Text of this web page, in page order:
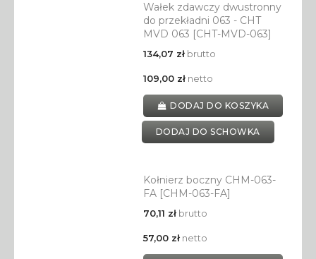
Wałek zdawczy dwustronny
do przekładni 063 - CHT
MVD 063 [CHT-MVD-063]
134,07 złbrutto
109,00 złnetto
DODAJ DO KOSZYKA
DODAJ DO SCHOWKA
Kołnierz boczny CHM-063-
FA [CHM-063-FA]
70,11 złbrutto
57,00 złnetto